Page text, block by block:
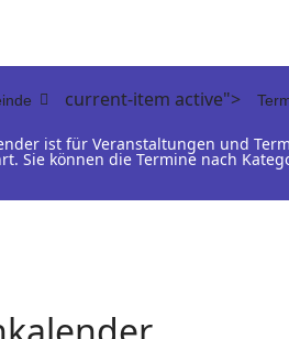
current-item active">
ist für Veranstaltungen und
Sie können die Termine nach